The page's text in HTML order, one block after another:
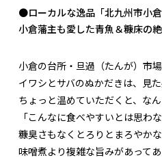
●ローカルな逸品「北九州市小倉
小倉藩主も愛した青魚＆糠床の絶
小倉の台所・旦過（たんが）市
イワシとサバのぬかだきは、見
ちょっと温めていただくと、な
「こんなに食べやすいとは思わ
糠臭さもなくとろりとまろやか
味噌煮より複雑な旨みがあってあ